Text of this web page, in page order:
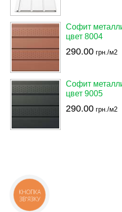
Софит
цвет 8004
290.00 грн./м2
Софит
цвет 9005
290.00 грн./м2
КНОПКА
ЗВ'ЯЗКУ